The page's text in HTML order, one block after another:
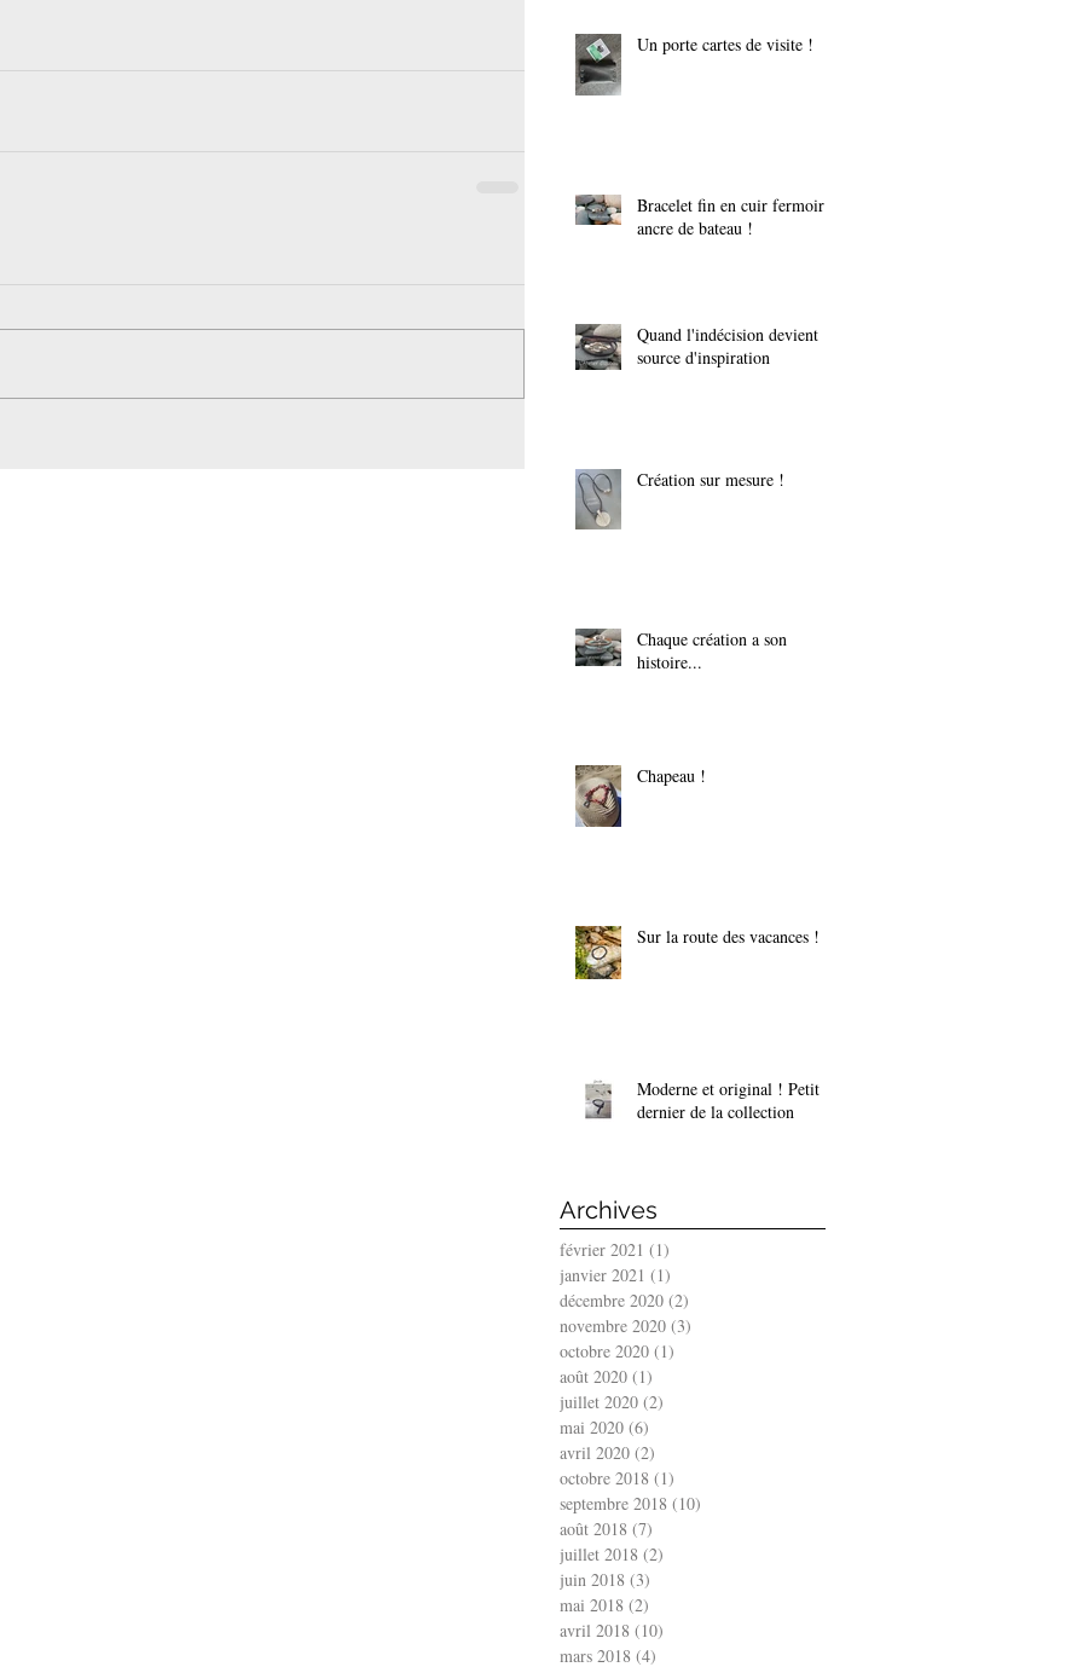
Un porte cartes de visite !
Bracelet fin en cuir fermoir
ancre de bateau !
Quand l'indécision devient
source d'inspiration
Création sur mesure !
Chaque création a son
histoire...
Chapeau !
Sur la route des vacances !
Moderne et original ! Petit
dernier de la collection
Archives
février 2021 (1)
janvier 2021 (1)
décembre 2020 (2)
novembre 2020 (3)
octobre 2020 (1)
août 2020 (1)
juillet 2020 (2)
mai 2020 (6)
avril 2020 (2)
octobre 2018 (1)
septembre 2018 (10)
août 2018 (7)
juillet 2018 (2)
juin 2018 (3)
mai 2018 (2)
avril 2018 (10)
mars 2018 (4)